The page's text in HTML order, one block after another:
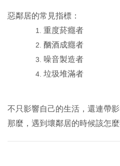
惡鄰居的常見指標：
重度菸癮者
酗酒成癮者
噪音製造者
垃圾堆滿者
不只影響自己的生活，還連帶
那麼，遇到壞鄰居的時候該怎麼